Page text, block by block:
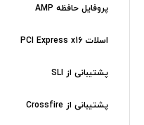
پروفایل حافظه AMP
اسلات PCI Express x16
پشتیبانی از SLI
پشتیبانی از Crossfire